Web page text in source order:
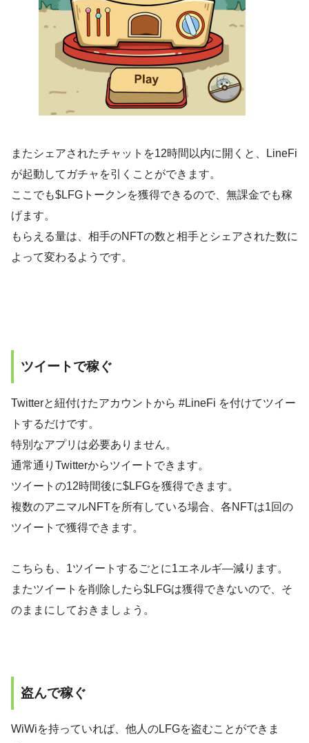
またシェアされたチャットを12時間以内に開くと、LineFi
が起動してガチャを引くことができます。
ここでも$LFGトークンを獲得できるので、無課金でも稼
げます。
もらえる量は、相手のNFTの数と相手とシェアされた数に
よって変わるようです。
ツイートで稼ぐ
Twitterと紐付けたアカウントから #LineFi を付けてツイー
トするだけです。
特別なアプリは必要ありません。
通常通りTwitterからツイートできます。
ツイートの12時間後に$LFGを獲得できます。
複数のアニマルNFTを所有している場合、各NFTは1回の
ツイートで獲得できます。
こちらも、1ツイートするごとに1エネルギ―減ります。
またツイートを削除したら$LFGは獲得できないので、そ
のままにしておきましょう。
盗んで稼ぐ
WiWiを持っていれば、他人のLFGを盗むことができま